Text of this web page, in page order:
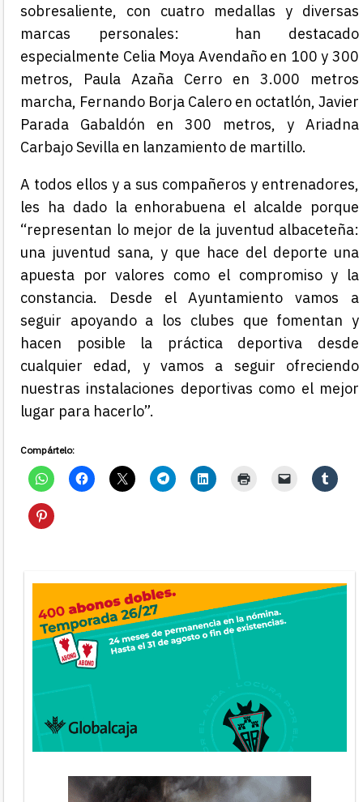
sobresaliente, con cuatro medallas y diversas
marcas personales: han destacado
especialmente Celia Moya Avendaño en 100 y 300
metros, Paula Azaña Cerro en 3.000 metros
marcha, Fernando Borja Calero en octatlón, Javier
Parada Gabaldón en 300 metros, y Ariadna
Carbajo Sevilla en lanzamiento de martillo.
A todos ellos y a sus compañeros y entrenadores,
les ha dado la enhorabuena el alcalde porque
“representan lo mejor de la juventud albaceteña:
una juventud sana, y que hace del deporte una
apuesta por valores como el compromiso y la
constancia. Desde el Ayuntamiento vamos a
seguir apoyando a los clubes que fomentan y
hacen posible la práctica deportiva desde
cualquier edad, y vamos a seguir ofreciendo
nuestras instalaciones deportivas como el mejor
lugar para hacerlo”.
Compártelo: